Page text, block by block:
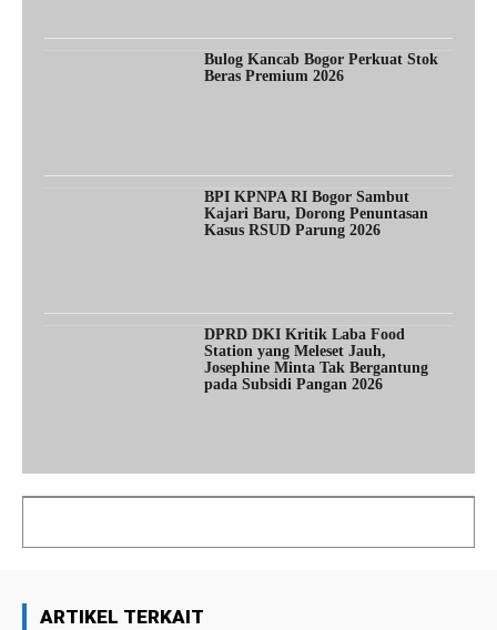
Bulog Kancab Bogor Perkuat Stok
Beras Premium 2026
BPI KPNPA RI Bogor Sambut
Kajari Baru, Dorong Penuntasan
Kasus RSUD Parung 2026
DPRD DKI Kritik Laba Food
Station yang Meleset Jauh,
Josephine Minta Tak Bergantung
pada Subsidi Pangan 2026
ARTIKEL TERKAIT